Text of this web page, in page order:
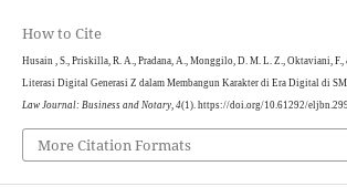
How to Cite
Husain , S., Priskilla, R. A., Pradana, A., Monggilo, D. M. L. Z., Oktaviani,
Literasi Digital Generasi Z dalam Membangun Karakter di Era Digital di
Law Journal: Business and Notary, 4(1). https://doi.org/10.61292/eljbn.299
More Citation Formats